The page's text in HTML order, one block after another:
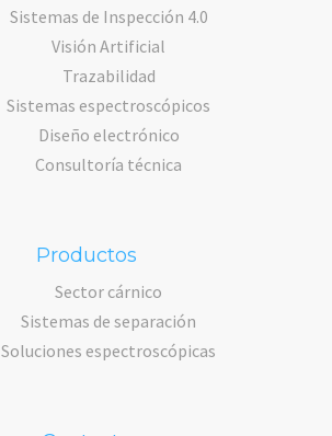
Sistemas de Inspección 4.0
Visión Artificial
Trazabilidad
Sistemas espectroscópicos
Diseño electrónico
Consultoría técnica
Productos
Sector cárnico
Sistemas de separación
Soluciones espectroscópicas